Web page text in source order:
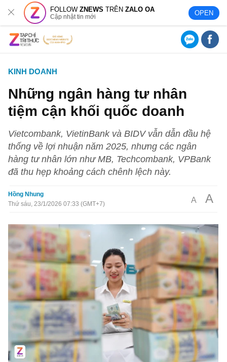
FOLLOWZNEWS TRÊNZALO OA
Cập nhật tin mới OPEN
KINH DOANH
Những ngân hàng tư nhân
tiệm cận khối quốc doanh
Vietcombank, VietinBank và BIDV vẫn dẫn đầu hệ
thống về lợi nhuận năm 2025, nhưng các ngân
hàng tư nhân lớn như MB, Techcombank, VPBank
đã thu hẹp khoảng cách chênh lệch này.
Hồng Nhung
Thứ sáu, 23/1/2026 07:33 (GMT+7)
A A